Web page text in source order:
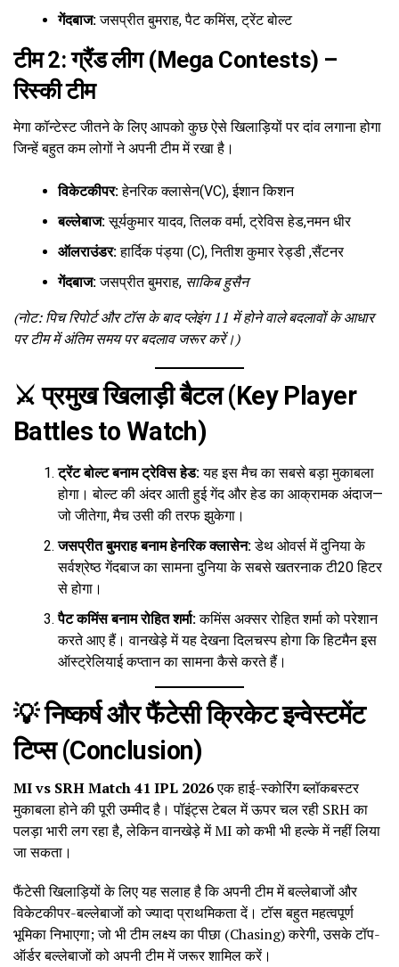
गेंदबाज:जसप्रीत बुमराह, पैट कमिंस, ट्रेंट बोल्ट
टीम 2: ग्रैंड लीग (Mega Contests) –
रिस्की टीम
मेगा कॉन्टेस्ट जीतने के लिए आपको कुछ ऐसे खिलाड़ियों पर दांव लगाना होगा
जिन्हें बहुत कम लोगों ने अपनी टीम में रखा है।
विकेटकीपर:हेनरिक क्लासेन(VC), ईशान किशन
बल्लेबाज:सूर्यकुमार यादव, तिलक वर्मा, ट्रेविस हेड,नमन धीर
ऑलराउंडर:हार्दिक पंड्या (C), नितीश कुमार रेड्डी ,सैंटनर
गेंदबाज:जसप्रीत बुमराह, साकिब हुसैन
(नोट: पिच रिपोर्ट और टॉस के बाद प्लेइंग 11 में होने वाले बदलावों के आधार
पर टीम में अंतिम समय पर बदलाव जरूर करें।)
⚔️ प्रमुख खिलाड़ी बैटल (Key Player
Battles to Watch)
ट्रेंट बोल्ट बनाम ट्रेविस हेड:यह इस मैच का सबसे बड़ा मुकाबला
होगा। बोल्ट की अंदर आती हुई गेंद और हेड का आक्रामक अंदाज—
जो जीतेगा, मैच उसी की तरफ झुकेगा।
जसप्रीत बुमराह बनाम हेनरिक क्लासेन:डेथ ओवर्स में दुनिया के
सर्वश्रेष्ठ गेंदबाज का सामना दुनिया के सबसे खतरनाक टी20 हिटर
से होगा।
पैट कमिंस बनाम रोहित शर्मा:कमिंस अक्सर रोहित शर्मा को परेशान
करते आए हैं। वानखेड़े में यह देखना दिलचस्प होगा कि हिटमैन इस
ऑस्ट्रेलियाई कप्तान का सामना कैसे करते हैं।
💡 निष्कर्ष और फैंटेसी क्रिकेट इन्वेस्टमेंट
टिप्स (Conclusion)
MI vs SRH Match 41 IPL 2026एक हाई-स्कोरिंग ब्लॉकबस्टर
मुकाबला होने की पूरी उम्मीद है। पॉइंट्स टेबल में ऊपर चल रही SRH का
पलड़ा भारी लग रहा है, लेकिन वानखेड़े में MI को कभी भी हल्के में नहीं लिया
जा सकता।
फैंटेसी खिलाड़ियों के लिए यह सलाह है कि अपनी टीम में बल्लेबाजों और
विकेटकीपर-बल्लेबाजों को ज्यादा प्राथमिकता दें। टॉस बहुत महत्वपूर्ण
भूमिका निभाएगा; जो भी टीम लक्ष्य का पीछा (Chasing) करेगी, उसके टॉप-
ऑर्डर बल्लेबाजों को अपनी टीम में जरूर शामिल करें।